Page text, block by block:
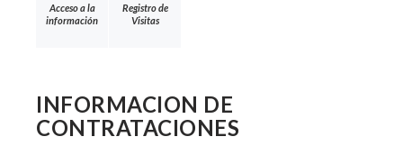
Acceso a la
información
Registro de
Visitas
INFORMACION DE
CONTRATACIONES